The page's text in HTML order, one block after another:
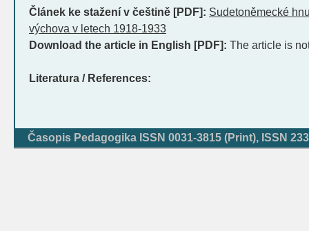
Článek ke stažení v češtině [PDF]: Sudetoněmecké
výchova v letech 1918-1933
Download the article in English [PDF]: The article is
Literatura / References:
Časopis Pedagogika ISSN 0031-3815 (Print), ISSN